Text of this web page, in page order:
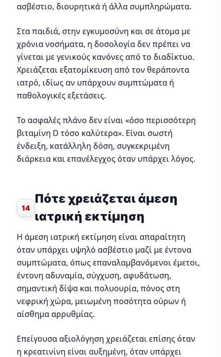
ασβέστιο, διουρητικά ή άλλα συμπληρώματα.
Στα παιδιά, στην εγκυμοσύνη και σε άτομα με
χρόνια νοσήματα, η δοσολογία δεν πρέπει να
γίνεται με γενικούς κανόνες από το διαδίκτυο.
Χρειάζεται εξατομίκευση από τον θεράποντα
ιατρό, ιδίως αν υπάρχουν συμπτώματα ή
παθολογικές εξετάσεις.
Το ασφαλές πλάνο δεν είναι «όσο περισσότερη
βιταμίνη D τόσο καλύτερα». Είναι σωστή
ένδειξη, κατάλληλη δόση, συγκεκριμένη
διάρκεια και επανέλεγχος όταν υπάρχει λόγος.
14
Πότε χρειάζεται άμεση
ιατρική εκτίμηση
Η άμεση ιατρική εκτίμηση είναι απαραίτητη
όταν υπάρχει υψηλό ασβέστιο μαζί με έντονα
συμπτώματα, όπως επαναλαμβανόμενοι έμετοι,
έντονη αδυναμία, σύγχυση, αφυδάτωση,
σημαντική δίψα και πολυουρία, πόνος στη
νεφρική χώρα, μειωμένη ποσότητα ούρων ή
αίσθημα αρρυθμίας.
Επείγουσα αξιολόγηση χρειάζεται επίσης όταν
η κρεατινίνη είναι αυξημένη, όταν υπάρχει